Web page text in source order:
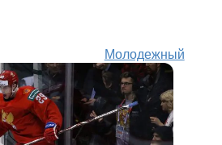
Молодежный
Слепец стал
россиян